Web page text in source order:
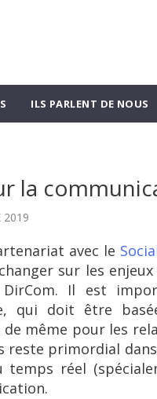
ILS PARLENT DE NOUS
la
2019
avec le
sur les
DirCom. Il est
qui doit être
même pour les
reste primordial
réel